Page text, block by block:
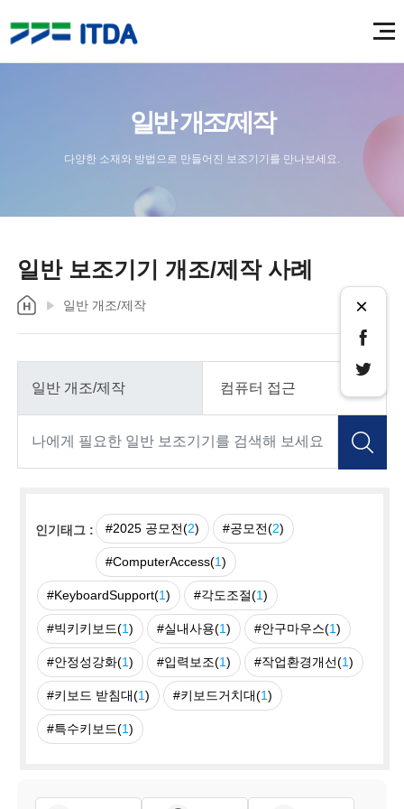
일반 개조/제작
다양한 소재와 방법으로 만들어진 보조기기를 만나보세요.
일반 보조기기 개조/제작 사례
일반 개조/제작 ×
인기태그 : #2025 공모전(2) #공모전(2)
#ComputerAccess(1)
#KeyboardSupport(1) #각도조절(1)
#빅키키보드(1) #실내사용(1) #안구마우스(1)
#안정성강화(1) #입력보조(1) #작업환경개선(1)
#키보드 받침대(1) #키보드거치대(1)
#특수키보드(1)